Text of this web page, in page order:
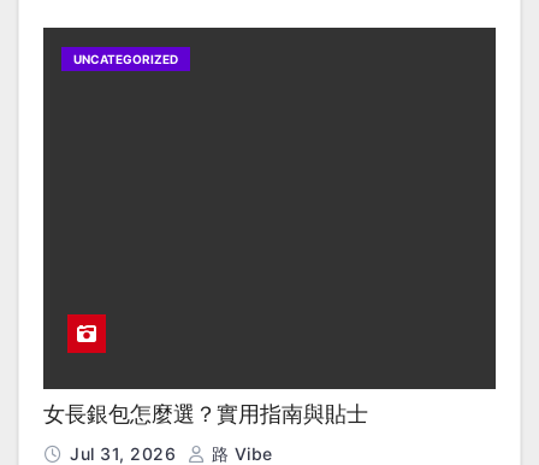
UNCATEGORIZED
女長銀包怎麼選？實用指南與貼士
Jul 31, 2026 路 Vibe